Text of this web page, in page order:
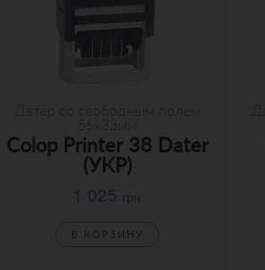
Colop Printer 38 Dater
(УКР)
1 025 грн
В КОРЗИНУ